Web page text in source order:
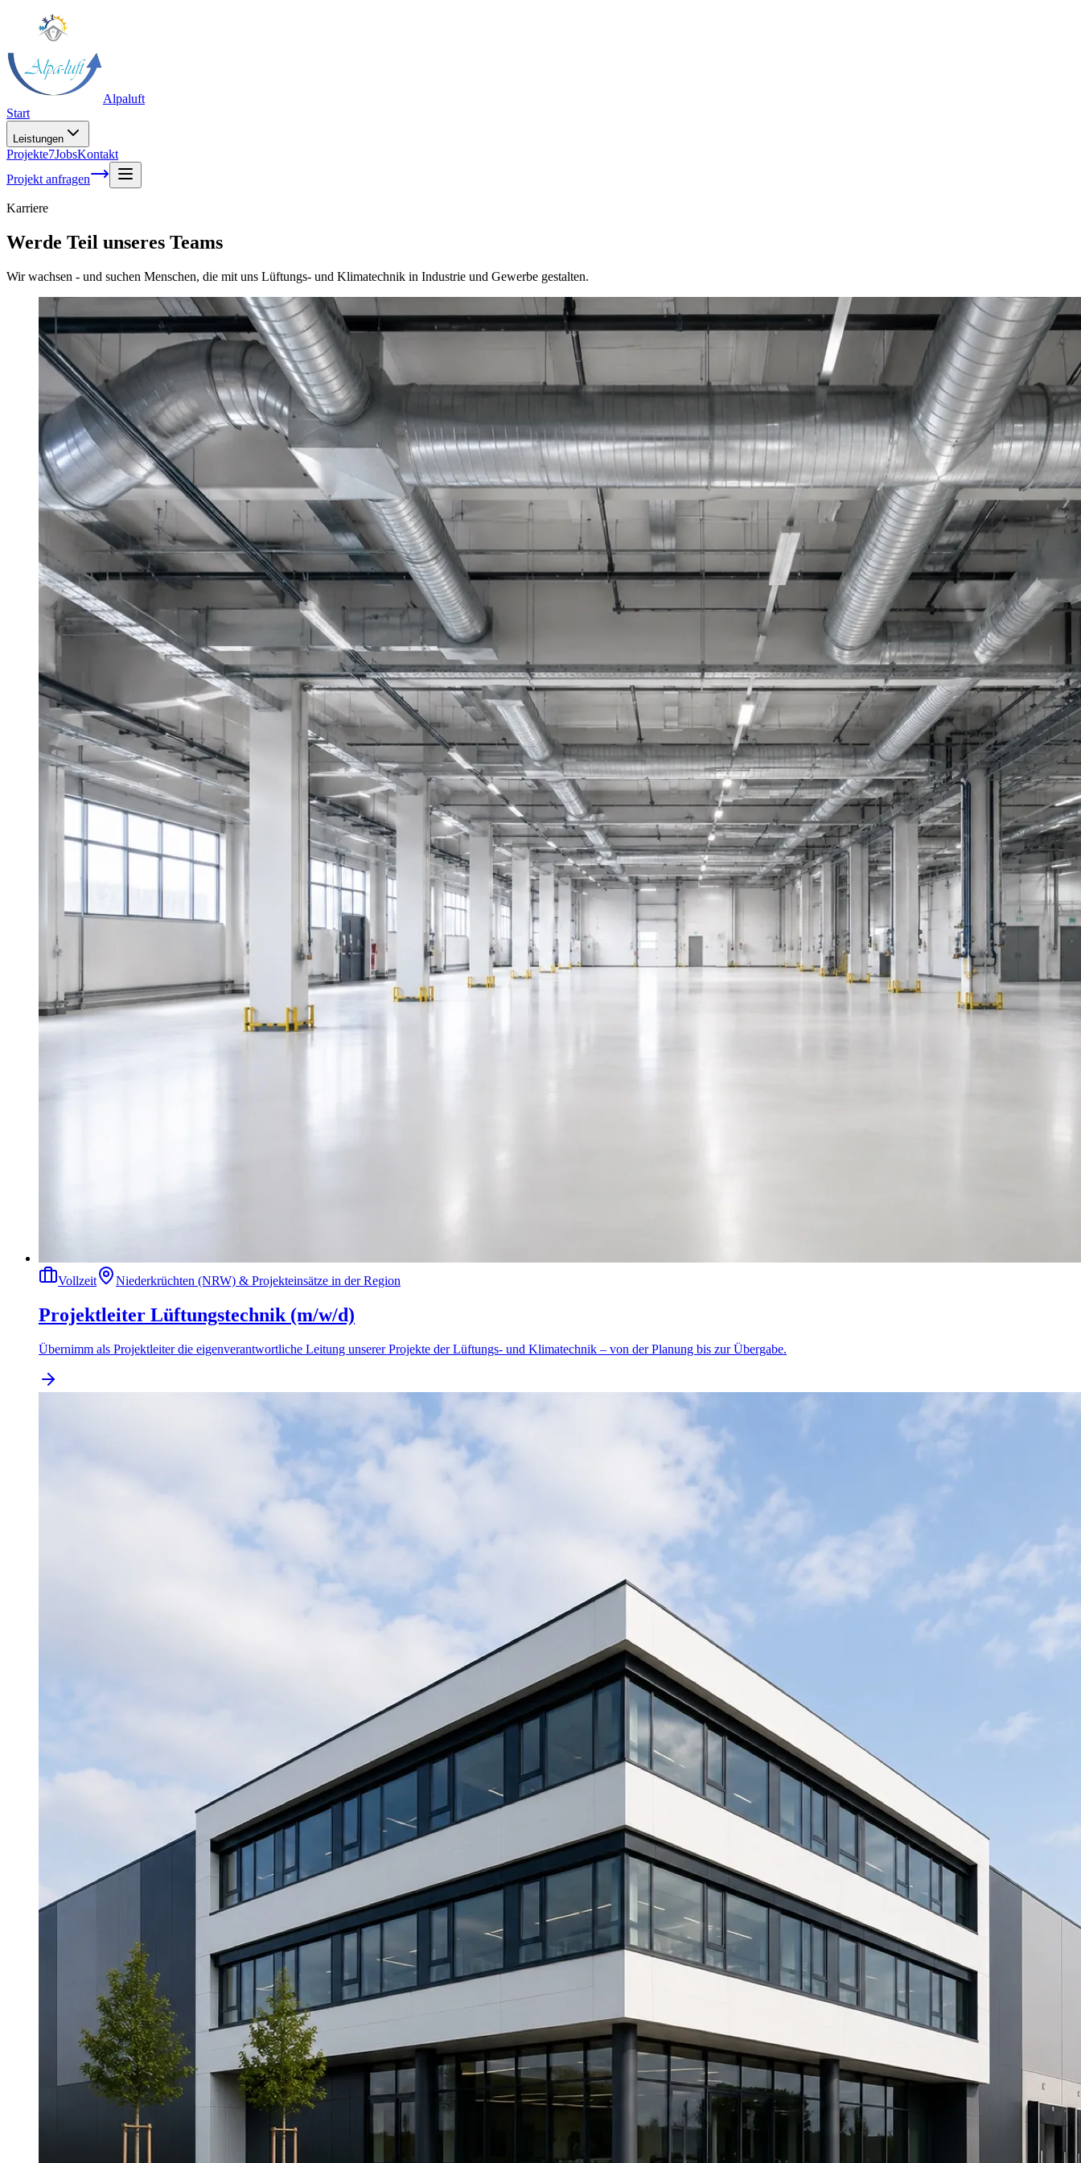
Alpaluft
Start
Leistungen
Projekte7JobsKontakt
Projekt anfragen
Karriere
Werde Teil unseres Teams
Wir wachsen - und suchen Menschen, die mit uns Lüftungs- und Klimatechnik in Industrie und Gewerbe gestalten.
Vollzeit Niederkrüchten (NRW) & Projekteinsätze in der Region
Projektleiter Lüftungstechnik (m/w/d)
Übernimm als Projektleiter die eigenverantwortliche Leitung unserer Projekte der Lüftungs- und Klimatechnik – von der Planung bis zur Übergabe.